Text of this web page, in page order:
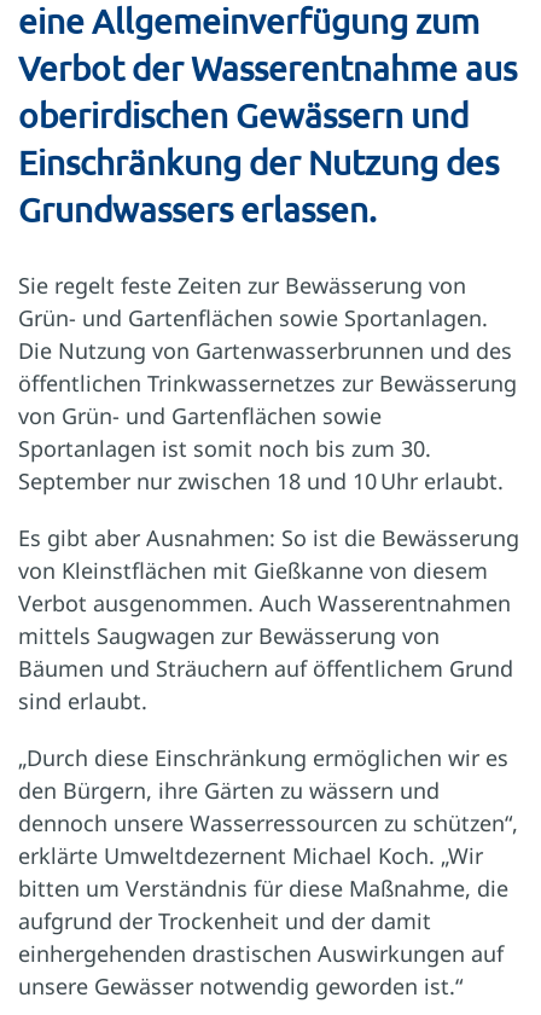
eine Allgemeinverfügung zum
Verbot der Wasserentnahme aus
oberirdischen Gewässern und
Einschränkung der Nutzung des
Grundwassers erlassen.
Sie regelt feste Zeiten zur Bewässerung von
Grün- und Gartenflächen sowie Sportanlagen.
Die Nutzung von Gartenwasserbrunnen und des
öffentlichen Trinkwassernetzes zur Bewässerung
von Grün- und Gartenflächen sowie
Sportanlagen ist somit noch bis zum 30.
September nur zwischen 18 und 10 Uhr erlaubt.
Es gibt aber Ausnahmen: So ist die Bewässerung
von Kleinstflächen mit Gießkanne von diesem
Verbot ausgenommen. Auch Wasserentnahmen
mittels Saugwagen zur Bewässerung von
Bäumen und Sträuchern auf öffentlichem Grund
sind erlaubt.
„Durch diese Einschränkung ermöglichen wir es
den Bürgern, ihre Gärten zu wässern und
dennoch unsere Wasserressourcen zu schützen“,
erklärte Umweltdezernent Michael Koch. „Wir
bitten um Verständnis für diese Maßnahme, die
aufgrund der Trockenheit und der damit
einhergehenden drastischen Auswirkungen auf
unsere Gewässer notwendig geworden ist.“